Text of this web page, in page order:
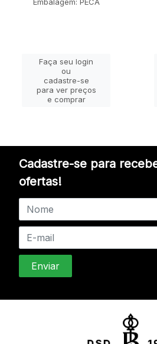
Embalagem: PECA
Faça seu login
ou
cadastre-se
para ver preços
e comprar
Cadastre-se para
ofertas!